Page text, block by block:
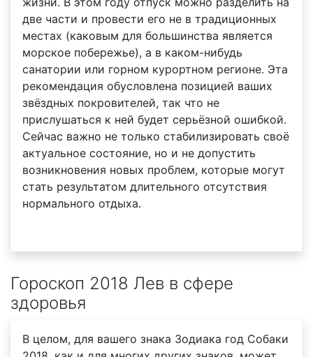
две части и провести его не в традиционных
местах (каковым для большинства является
морское побережье), а в каком-нибудь
санатории или горном курортном регионе. Эта
рекомендация обусловлена позицией ваших
звёздных покровителей, так что не
прислушаться к ней будет серьёзной ошибкой.
Сейчас важно не только стабилизировать своё
актуальное состояние, но и не допустить
возникновения новых проблем, которые могут
стать результатом длительного отсутствия
нормального отдыха.
Гороскоп 2018 Лев в сфере
здоровья
В целом, для вашего знака Зодиака год Собаки